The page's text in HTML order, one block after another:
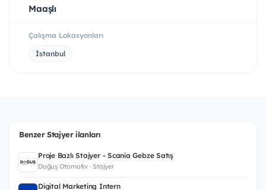
Maaşlı
Çalışma Lokasyonları
İstanbul
Benzer Stajyer ilanları
Proje Bazlı Stajyer - Scania Gebze Satış
Doğuş Otomotiv · Stajyer
Digital Marketing Intern